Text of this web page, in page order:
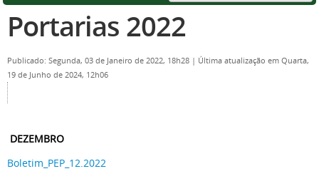
Portarias 2022
Publicado: Segunda, 03 de Janeiro de 2022, 18h28 | Última atualização em Quarta,
19 de Junho de 2024, 12h06
DEZEMBRO
Boletim_PEP_12.2022